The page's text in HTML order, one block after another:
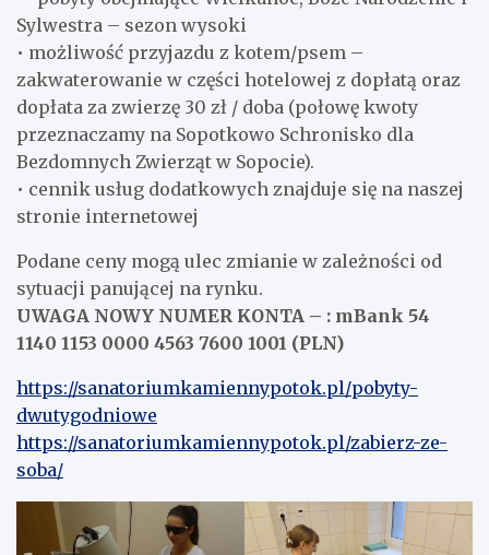
Sylwestra – sezon wysoki
• możliwość przyjazdu z kotem/psem –
zakwaterowanie w części hotelowej z dopłatą oraz
dopłata za zwierzę 30 zł / doba (połowę kwoty
przeznaczamy na Sopotkowo Schronisko dla
Bezdomnych Zwierząt w Sopocie).
• cennik usług dodatkowych znajduje się na naszej
stronie internetowej
Podane ceny mogą ulec zmianie w zależności od
sytuacji panującej na rynku.
UWAGA NOWY NUMER KONTA – : mBank 54
1140 1153 0000 4563 7600 1001 (PLN)
https://sanatoriumkamiennypotok.pl/pobyty-
dwutygodniowe
https://sanatoriumkamiennypotok.pl/zabierz-ze-
soba/